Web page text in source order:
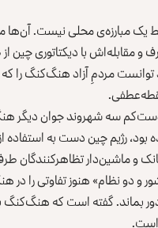
یک مبارزه‌ی محلی نیست.
مقابله‌اش با دیکتاتوری چین
مردمِ آزاد هنگ‌کنگ را که
سه شهروند جوان دیگر
تانک و ماشین‌دار
نظام» هنوز تفاوتی را در
بماند. گفته است که
است.